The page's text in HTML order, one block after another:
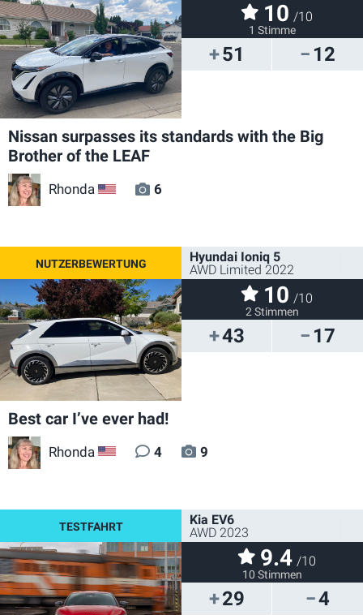
51 12
10 /10
1 Stimme
Nissan surpasses its standards with the Big
Brother of the LEAF
Rhonda US 6
43 17
Hyundai Ioniq 5
AWD Limited 2022
10 /10
2 Stimmen
Best car I’ve ever had!
Rhonda US 4 9
29 4
Kia EV6
AWD 2023
9.4 /10
10 Stimmen